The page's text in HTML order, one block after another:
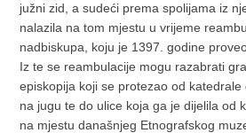
južni zid, a sudeći prema spolijama iz
nalazila na tom mjestu u vrijeme
nadbiskupa, koju je 1397. godine
Iz te se reambulacije mogu razabrati
episkopija koji se protezao od
na jugu te do ulice koja ga je dijelila od
na mjestu današnjeg Etnografskog